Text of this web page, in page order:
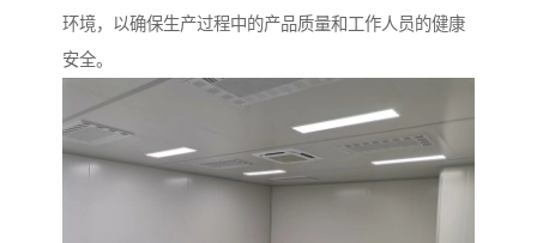
环境，以确保生产过程中的产品质量和工作人员的健康
安全。